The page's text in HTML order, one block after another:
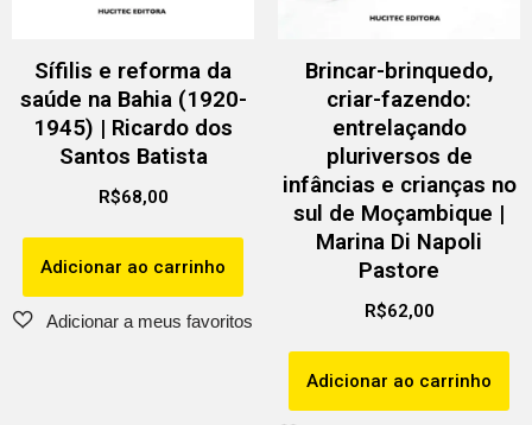
Sífilis e reforma da
saúde na Bahia (1920-
1945) | Ricardo dos
Santos Batista
R$68,00
Adicionar ao carrinho
Brincar-brinquedo,
criar-fazendo:
entrelaçando
pluriversos de
infâncias e crianças no
sul de Moçambique |
Marina Di Napoli
Pastore
R$62,00
Adicionar ao carrinho